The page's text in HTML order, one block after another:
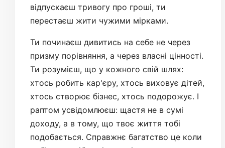
відпускаєш тривогу про гроші, ти
перестаєш жити чужими мірками.
Ти починаєш дивитись на себе не через
призму порівняння, а через власні цінності.
Ти розумієш, що у кожного свій шлях:
хтось робить кар'єру, хтось виховує дітей,
хтось створює бізнес, хтось подорожує. І
раптом усвідомлюєш: щастя не в сумі
доходу, а в тому, що твоє життя тобі
подобається. Справжнє багатство це коли